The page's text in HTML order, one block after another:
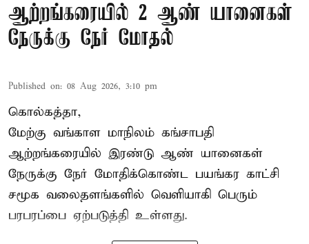
ஆற்றங்கரையில் 2 ஆண் யானைகள்
நேருக்கு நேர் மோதல்
Published on: 08 Aug 2026, 3:10 pm
கொல்கத்தா,
மேற்கு வங்காள மாநிலம் கங்சாபதி
ஆற்றங்கரையில் இரண்டு ஆண் யானைகள்
நேருக்கு நேர் மோதிக்கொண்ட பயங்கர காட்சி
சமூக வலைதளங்களில் வெளியாகி பெரும்
பரபரப்பை ஏற்படுத்தி உள்ளது.